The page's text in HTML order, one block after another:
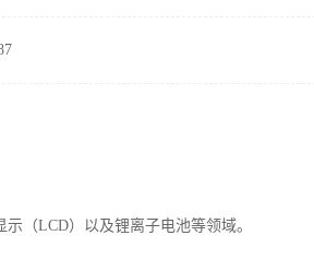
（LCD）以及锂离子电池等领域。